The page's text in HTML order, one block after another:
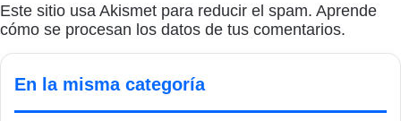
Este sitio usa Akismet para reducir el spam. Aprende
cómo se procesan los datos de tus comentarios.
En la misma categoría